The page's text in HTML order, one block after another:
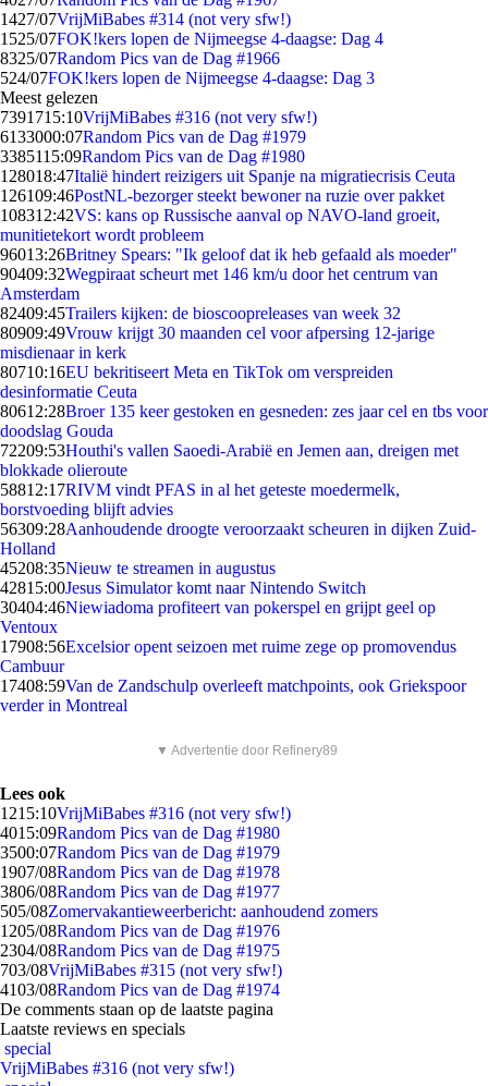
1427/07VrijMiBabes #314 (not very sfw!)
1525/07FOK!kers lopen de Nijmeegse 4-daagse: Dag 4
8325/07Random Pics van de Dag #1966
524/07FOK!kers lopen de Nijmeegse 4-daagse: Dag 3
Meest gelezen
7391715:10VrijMiBabes #316 (not very sfw!)
6133000:07Random Pics van de Dag #1979
3385115:09Random Pics van de Dag #1980
128018:47Italië hindert reizigers uit Spanje na migratiecrisis Ceuta
126109:46PostNL-bezorger steekt bewoner na ruzie over pakket
108312:42VS: kans op Russische aanval op NAVO-land groeit,
munitietekort wordt probleem
96013:26Britney Spears: "Ik geloof dat ik heb gefaald als moeder"
90409:32Wegpiraat scheurt met 146 km/u door het centrum van
Amsterdam
82409:45Trailers kijken: de bioscoopreleases van week 32
80909:49Vrouw krijgt 30 maanden cel voor afpersing 12-jarige
misdienaar in kerk
80710:16EU bekritiseert Meta en TikTok om verspreiden
desinformatie Ceuta
80612:28Broer 135 keer gestoken en gesneden: zes jaar cel en tbs voor
doodslag Gouda
72209:53Houthi's vallen Saoedi-Arabië en Jemen aan, dreigen met
blokkade olieroute
58812:17RIVM vindt PFAS in al het geteste moedermelk,
borstvoeding blijft advies
56309:28Aanhoudende droogte veroorzaakt scheuren in dijken Zuid-
Holland
45208:35Nieuw te streamen in augustus
42815:00Jesus Simulator komt naar Nintendo Switch
30404:46Niewiadoma profiteert van pokerspel en grijpt geel op
Ventoux
17908:56Excelsior opent seizoen met ruime zege op promovendus
Cambuur
17408:59Van de Zandschulp overleeft matchpoints, ook Griekspoor
verder in Montreal
▼ Advertentie door Refinery89
Lees ook
1215:10VrijMiBabes #316 (not very sfw!)
4015:09Random Pics van de Dag #1980
3500:07Random Pics van de Dag #1979
1907/08Random Pics van de Dag #1978
3806/08Random Pics van de Dag #1977
505/08Zomervakantieweerbericht: aanhoudend zomers
1205/08Random Pics van de Dag #1976
2304/08Random Pics van de Dag #1975
703/08VrijMiBabes #315 (not very sfw!)
4103/08Random Pics van de Dag #1974
De comments staan op de laatste pagina
Laatste reviews en specials
special
VrijMiBabes #316 (not very sfw!)